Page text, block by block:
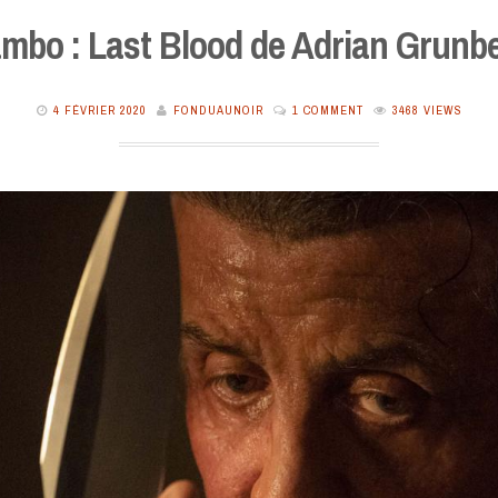
: Last Blood de Adrian
4 FÉVRIER 2020 FONDUAUNOIR 1 COMMENT 3468 VIEWS